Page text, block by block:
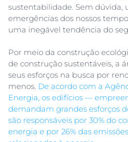
sustentabilidade. Sem dúvida,
emergências dos nossos
uma inegável tendência do
Por meio da construção
de construção sustentáveis, a
seus esforços na busca por
menos. De acordo com a
Energia, os edifícios —
demandam grandes esforços
são responsáveis por 30% do
energia e por 26% das